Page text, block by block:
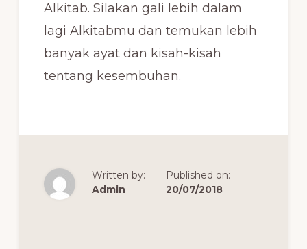
Alkitab. Silakan gali lebih dalam
lagi Alkitabmu dan temukan lebih
banyak ayat dan kisah-kisah
tentang kesembuhan.
Written by:
Admin
Published on:
20/07/2018